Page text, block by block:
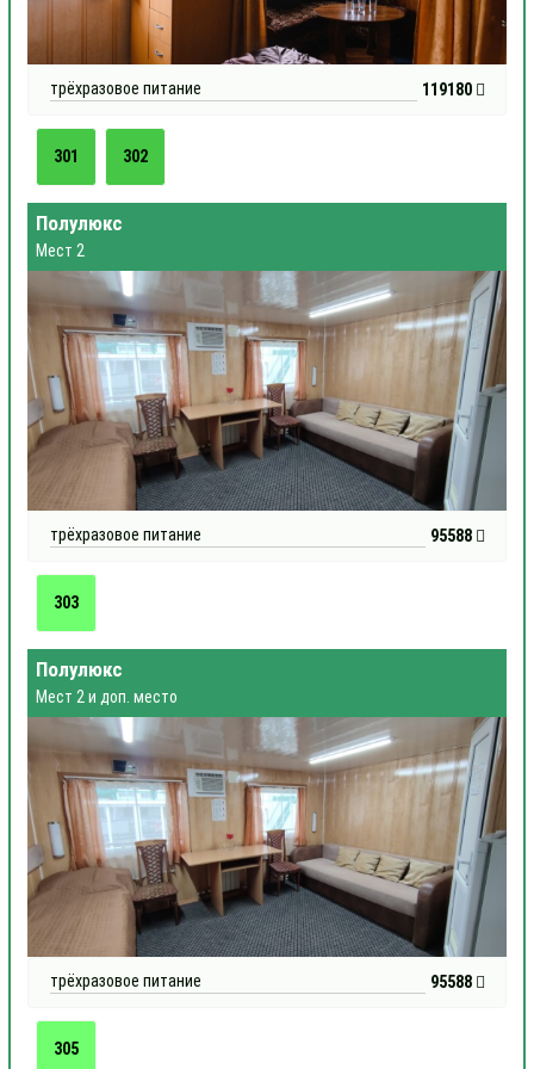
трёхразовое питание 119180
301 302
Полулюкс
Мест 2
трёхразовое питание 95588
303
Полулюкс
Мест 2 и доп. место
трёхразовое питание 95588
305